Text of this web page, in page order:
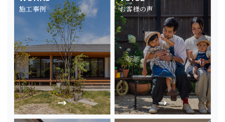
施工事例 お客様の声